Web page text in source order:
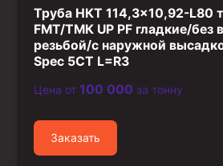
Элементы линии обвязки
Труба НКТ 114,3×10,92-L80
FMT/ТМК UP PF гладкие/без
резьбой/с наружной
Spec 5CT L=R3
Цена от 100 000 за тонну
Заказать